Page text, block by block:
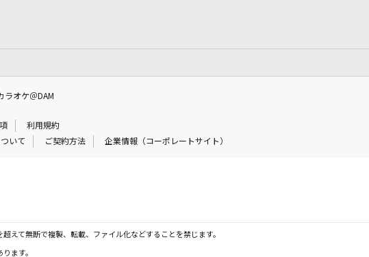
ラオケ＠DAM
利用規約
いて ご契約方法 企業情報（コーポレートサイト）
えて無断で複製、転載、ファイル化などすることを禁じます。
ます。